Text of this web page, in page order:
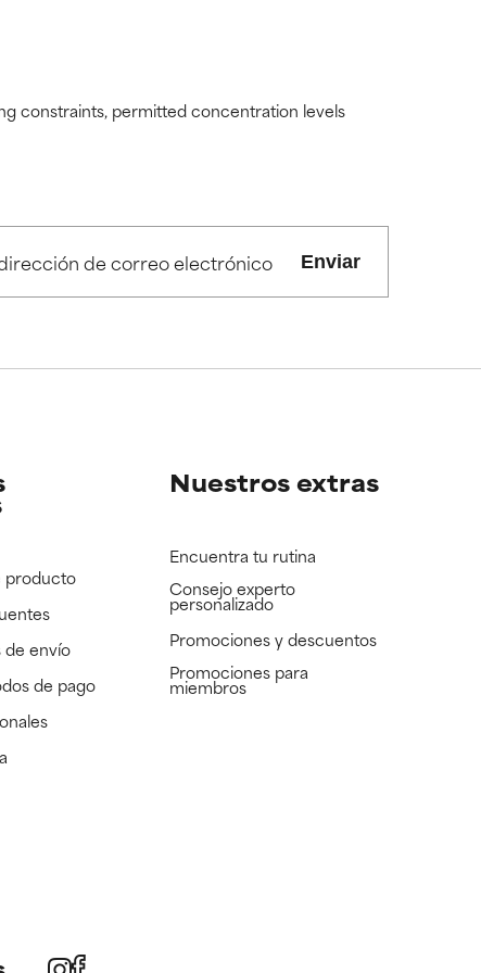
constraints, permitted concentration levels
Enviar
producto
de envío
de pago
Nuestros extras
Encuentra tu rutina
Consejo experto
personalizado
Promociones y descuentos​
Promociones para
miembros